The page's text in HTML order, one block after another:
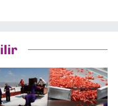
aynı anabilim dalında
almaktayım. Hak
dair çalışmalar